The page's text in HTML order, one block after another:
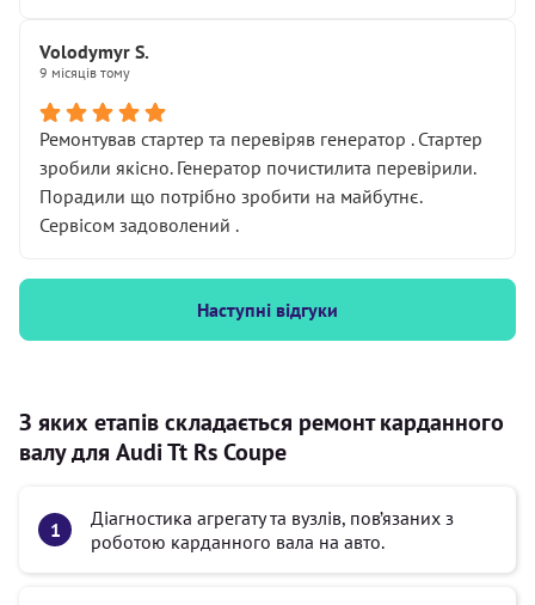
Volodymyr S.
9 місяців тому
Ремонтував стартер та перевіряв генератор . Стартер
зробили якісно. Генератор почистилита перевірили.
Порадили що потрібно зробити на майбутнє.
Сервісом задоволений .
Наступні відгуки
З яких етапів складається ремонт карданного
валу для Audi Tt Rs Coupe
Діагностика агрегату та вузлів, пов’язаних з
роботою карданного вала на авто.